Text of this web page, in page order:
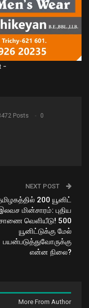
-
Posts 0
NEXT POST
200 யூனிட்
மின்சாரம்: புதிய
வெளியீடு! 500
யூனிட்டுக்கு மேல்
பயன்படுத்துவோருக்கு
என்ன நிலை?
More From Author